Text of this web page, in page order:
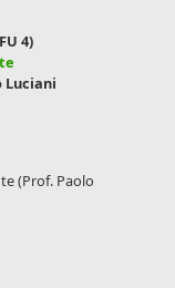
4)
Luciani
(Prof. Paolo